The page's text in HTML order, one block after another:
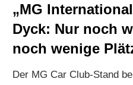
„MG
Dyck: Nur noch
noch wenige
Der MG Car Club-Stand